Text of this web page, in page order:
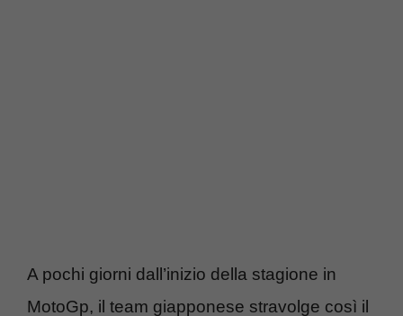
A pochi giorni dall’inizio della stagione in
MotoGp, il team giapponese stravolge così il